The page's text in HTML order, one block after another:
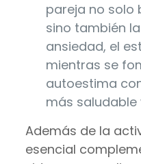
pareja no solo
sino también
ansiedad, el
mientras se
autoestima
más
Además de la
esencial